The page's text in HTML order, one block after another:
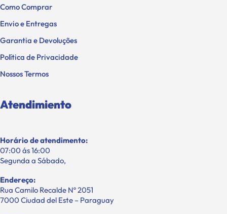
Como Comprar
Envio e Entregas
Garantia e Devoluções
Política de Privacidade
Nossos Termos
Atendimiento
Horário de atendimento:
07:00 ás 16:00
Segunda a Sábado,
Endereço:
Rua Camilo Recalde Nº 2051
7000 Ciudad del Este – Paraguay